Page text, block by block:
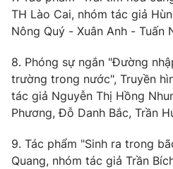
TH Lào Cai, nhóm tác giả
Nông Quý - Xuân Anh - Tuấn
8. Phóng sự ngắn "Đường
trường trong nước", Truyền
tác giả Nguyễn Thị Hồng
Phương, Đỗ Danh Bắc, Trần
9. Tác phẩm "Sinh ra trong
Quang, nhóm tác giả Trần